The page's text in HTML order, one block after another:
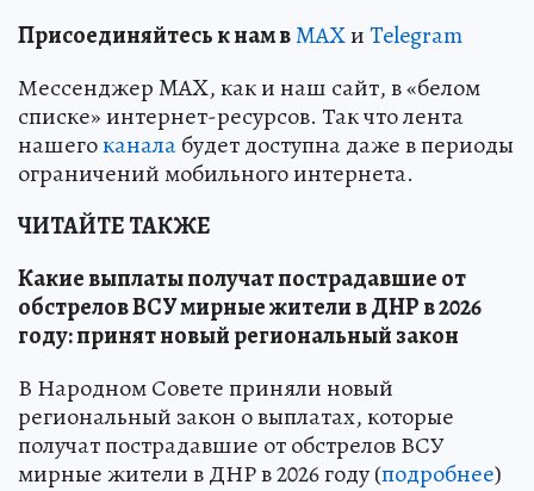
Присоединяйтесь к нам вMAXиTelegram
Мессенджер MAX, как и наш сайт, в «белом
списке» интернет-ресурсов. Так что лента
нашегоканалабудет доступна даже в периоды
ограничений мобильного интернета.
ЧИТАЙТЕ ТАКЖЕ
Какие выплаты получат пострадавшие от
обстрелов ВСУ мирные жители в ДНР в 2026
году: принят новый региональный закон
В Народном Совете приняли новый
региональный закон о выплатах, которые
получат пострадавшие от обстрелов ВСУ
мирные жители в ДНР в 2026 году (подробнее)